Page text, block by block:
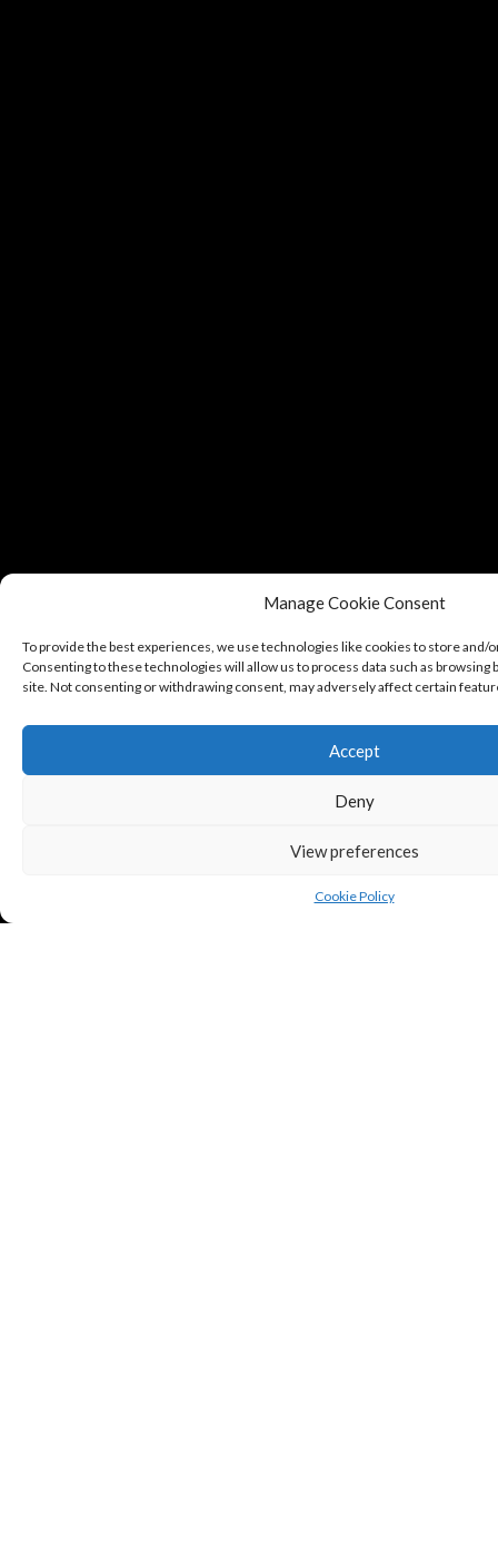
Manage Cookie Consent
To provide the best experiences, we use technologies like cookies to store and/
Consenting to these technologies will allow us to process data such as browsing
site. Not consenting or withdrawing consent, may adversely affect certain
Accept
Deny
View preferences
Cookie Policy